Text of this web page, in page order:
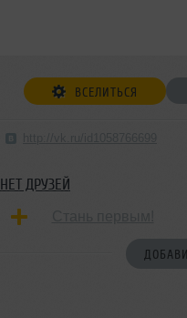
ВСЕЛИТЬСЯ
НЕТ ДРУЗЕЙ